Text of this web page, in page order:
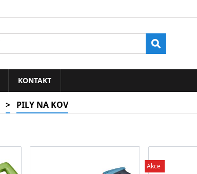
Vyhledávání
KONTAKT
> PILY NA KOV
Akce